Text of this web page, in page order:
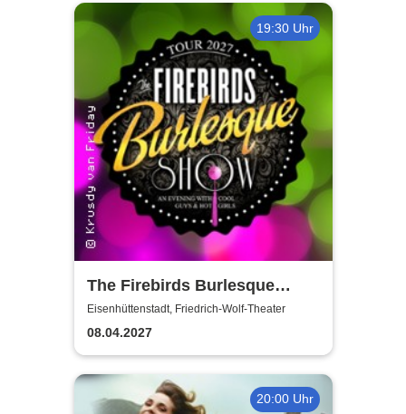
19:30 Uhr
The Firebirds Burlesque
Show 2027
Eisenhüttenstadt, Friedrich-Wolf-Theater
08.04.2027
20:00 Uhr